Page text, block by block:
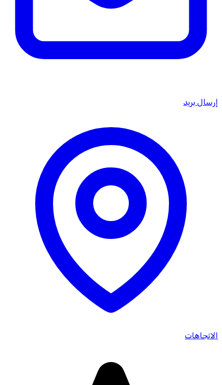
إرسال بريد
الاتجاهات